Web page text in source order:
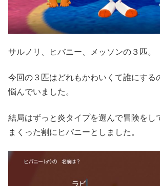
サルノリ、ヒバニー、メッソンの３匹。
今回の３匹はどれもかわいくて誰にする
悩んでいました。
結局はずっと炎タイプを選んで冒険をし
まくった割にヒバニーとしました。